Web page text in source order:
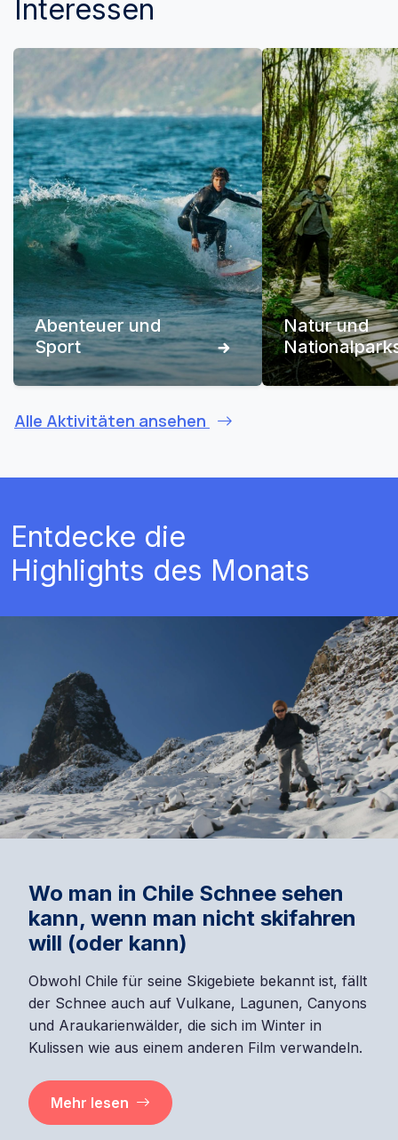
Interessen
Abenteuer und
Sport
Natur und
Alle Aktivitäten ansehen
Entdecke die
Highlights des Monats
Wo man in Chile Schnee sehen
kann, wenn man nicht skifahren
will (oder kann)
Obwohl Chile für seine Skigebiete bekannt ist, fällt
der Schnee auch auf Vulkane, Lagunen, Canyons
und Araukarienwälder, die sich im Winter in
Kulissen wie aus einem anderen Film verwandeln.
Mehr lesen